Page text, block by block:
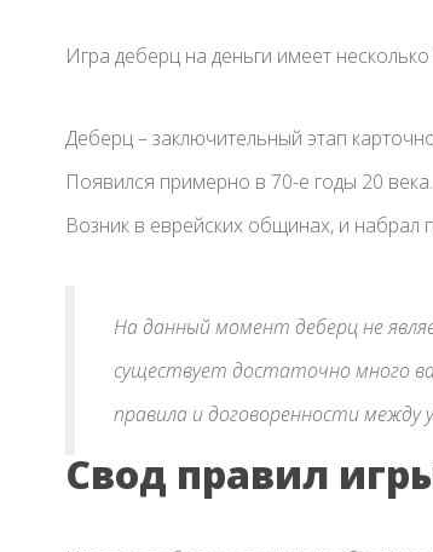
Игра деберц на деньги имеет
Деберц – заключительный этап
Появился примерно в 70-е годы 20 века.
Возник в еврейских общинах, и набрал
На данный момент деберц не
существует достаточно много
правила и договоренности между
Свод правил